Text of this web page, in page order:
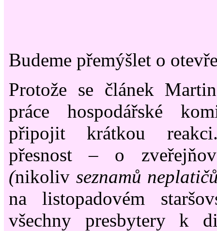
Budeme přemýšlet o
Protože se článek
práce hospodářské
připojit krátkou
přesnost – o
(nikoliv seznamů
na listopadovém
všechny presbytery k